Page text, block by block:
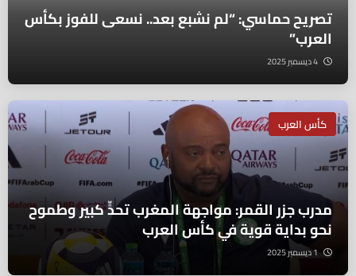
تصريح حماسي: “لم نشبع بعد.. نسعى للفوز بكأس
العرب”
كأس العرب
مدرب جزر القمر: مواجهة المغرب تحدٍّ كبير وطموح
نحو بداية قوية في كأس العرب